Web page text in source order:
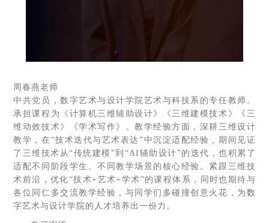
周春燕老师
中共党员，数字艺术与设计学院艺术与科技系的专任教师。
承担课程为《计算机三维辅助设计》《三维建模技术》《三
维动效技术》《学术写作》。教学经验方面，深耕三维设计
教学，在“技术迭代与艺术表达”中沉淀适配经验，期间见证
了三维技术从“传统建模”到“AI辅助设计”的迭代，也积累了
适配不同阶段学生、不同教学场景的核心经验。紧跟三维技
术前沿，优化“技术+艺术+学术”的课程体系，同时也期待与
各位同仁多交流教学经验，与同学们多碰撞创意火花，为数
字艺术与设计学院的人才培养出一份力。